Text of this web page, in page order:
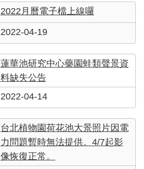
2022月曆電子檔上線囉
2022-04-19
蓮華池研究中心藥園蛙類聲景資
料缺失公告
2022-04-14
台北植物園荷花池大景照片因電
力問題暫時無法提供。4/7起影
像恢復正常。